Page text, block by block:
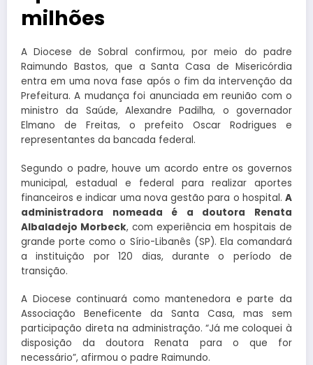
milhões
A Diocese de Sobral confirmou, por meio do padre
Raimundo Bastos, que a Santa Casa de Misericórdia
entra em uma nova fase após o fim da intervenção da
Prefeitura. A mudança foi anunciada em reunião com o
ministro da Saúde, Alexandre Padilha, o governador
Elmano de Freitas, o prefeito Oscar Rodrigues e
representantes da bancada federal.
Segundo o padre, houve um acordo entre os governos
municipal, estadual e federal para realizar aportes
financeiros e indicar uma nova gestão para o hospital. A
administradora nomeada é a doutora Renata
Albaladejo Morbeck, com experiência em hospitais de
grande porte como o Sírio-Libanês (SP). Ela comandará
a instituição por 120 dias, durante o período de
transição.
A Diocese continuará como mantenedora e parte da
Associação Beneficente da Santa Casa, mas sem
participação direta na administração. “Já me coloquei à
disposição da doutora Renata para o que for
necessário”, afirmou o padre Raimundo.